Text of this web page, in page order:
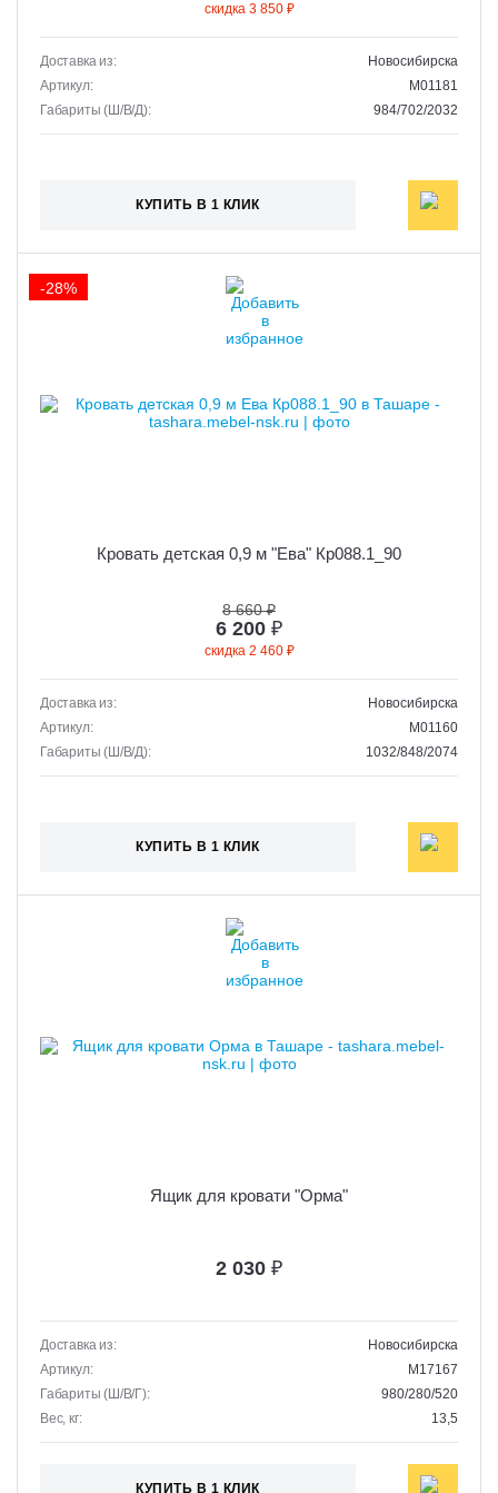
скидка 3 850 ₽
Доставка из:
Новосибирска
Артикул:
M01181
Габариты (Ш/В/Д):
984/702/2032
КУПИТЬ В 1 КЛИК
Кровать детская 0,9 м "Ева" Кр088.1_90
8 660 ₽
6 200 ₽
скидка 2 460 ₽
Доставка из:
Новосибирска
Артикул:
M01160
Габариты (Ш/В/Д):
1032/848/2074
КУПИТЬ В 1 КЛИК
-28%
Ящик для кровати "Орма"
2 030 ₽
Доставка из:
Новосибирска
Артикул:
M17167
Габариты (Ш/В/Г):
980/280/520
Вес, кг:
13,5
КУПИТЬ В 1 КЛИК